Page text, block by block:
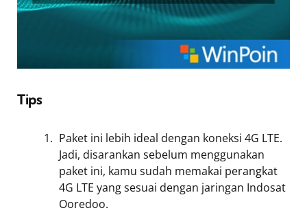
Tips
Paket ini lebih ideal dengan koneksi 4G LTE.
Jadi, disarankan sebelum menggunakan
paket ini, kamu sudah memakai perangkat
4G LTE yang sesuai dengan jaringan Indosat
Ooredoo.